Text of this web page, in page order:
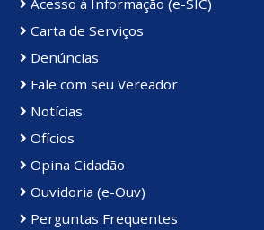
Carta de Serviços
Denúncias
Fale com seu Vereador
Notícias
Ofícios
Opina Cidadão
Ouvidoria (e-Ouv)
Perguntas Frequentes